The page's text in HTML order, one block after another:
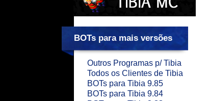
BOTs para mais versões
Outros Programas p/ Tibia
Todos os Clientes de Tibia
BOTs para Tibia 9.85
BOTs para Tibia 9.84